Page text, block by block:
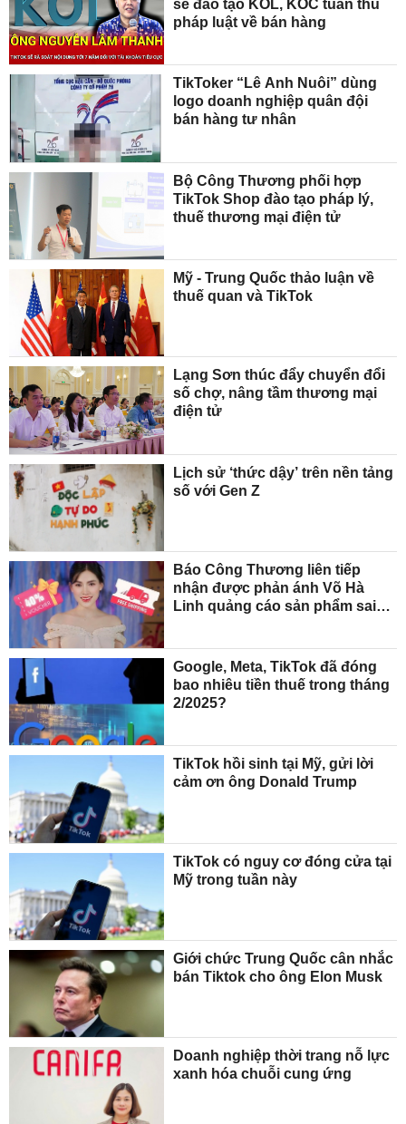
sẽ đào tạo KOL, KOC tuân thủ
pháp luật về bán hàng
TikToker “Lê Anh Nuôi” dùng
logo doanh nghiệp quân đội
bán hàng tư nhân
Bộ Công Thương phối hợp
TikTok Shop đào tạo pháp lý,
thuế thương mại điện tử
Mỹ - Trung Quốc thảo luận về
thuế quan và TikTok
Lạng Sơn thúc đẩy chuyển đổi
số chợ, nâng tầm thương mại
điện tử
Lịch sử ‘thức dậy’ trên nền tảng
số với Gen Z
Báo Công Thương liên tiếp
nhận được phản ánh Võ Hà
Linh quảng cáo sản phẩm sai
Google, Meta, TikTok đã đóng
bao nhiêu tiền thuế trong tháng
2/2025?
TikTok hồi sinh tại Mỹ, gửi lời
cảm ơn ông Donald Trump
TikTok có nguy cơ đóng cửa tại
Mỹ trong tuần này
Giới chức Trung Quốc cân nhắc
bán Tiktok cho ông Elon Musk
Doanh nghiệp thời trang nỗ lực
xanh hóa chuỗi cung ứng